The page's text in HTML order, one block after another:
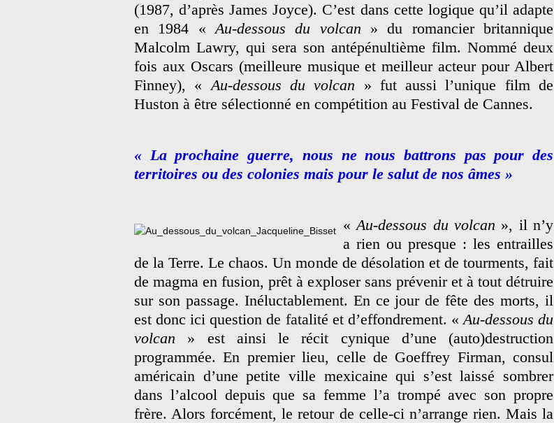
(1987, d’après James Joyce). C’est dans cette logique qu’il adapte
en 1984 «Au-dessous du volcan » du romancier britannique
Malcolm Lawry, qui sera son antépénultième film. Nommé deux
fois aux Oscars (meilleure musique et meilleur acteur pour Albert
Finney), «Au-dessous du volcan » fut aussi l’unique film de
Huston à être sélectionné en compétition au Festival de Cannes.
« La prochaine guerre, nous ne nous battrons pas pour des
territoires ou des colonies mais pour le salut de nos âmes »
«Au-dessous du volcan », il n’y
a rien ou presque : les entrailles
de la Terre. Le chaos. Un monde de désolation et de tourments, fait
de magma en fusion, prêt à exploser sans prévenir et à tout détruire
sur son passage. Inéluctablement. En ce jour de fête des morts, il
est donc ici question de fatalité et d’effondrement. «Au-dessous du
volcan » est ainsi le récit cynique d’une (auto)destruction
programmée. En premier lieu, celle de Goeffrey Firman, consul
américain d’une petite ville mexicaine qui s’est laissé sombrer
dans l’alcool depuis que sa femme l’a trompé avec son propre
frère. Alors forcément, le retour de celle-ci n’arrange rien. Mais la